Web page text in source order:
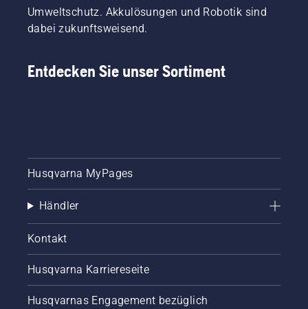
Umweltschutz. Akkulösungen und Robotik sind
dabei zukunftsweisend.
Entdecken Sie unser Sortiment
Husqvarna MyPages
Händler
Kontakt
Husqvarna Karriereseite
Husqvarnas Engagement bezüglich